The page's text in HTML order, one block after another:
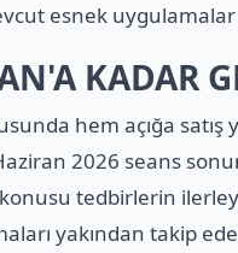
esnek
KADAR
hem açığa satış
2026 seans
konusu tedbirlerin
yakından takip